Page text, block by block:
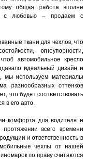
общая работа вполне
с любовью – продаем с
ткани для чехлов, что
огнеупорности,
автомобильное кресло
идеальный дизайн и
мы используем материалы
разнообразных оттенков
что будет соответствовать
в его авто.
комфорта для водителя и
всего времени
и ответственность в
чехлы от нашей
по праву считаются